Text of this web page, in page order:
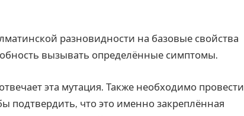
разновидности на базовые свойства
вызывать определённые симптомы.
эта мутация. Также необходимо провести
подтвердить, что это именно закреплённая